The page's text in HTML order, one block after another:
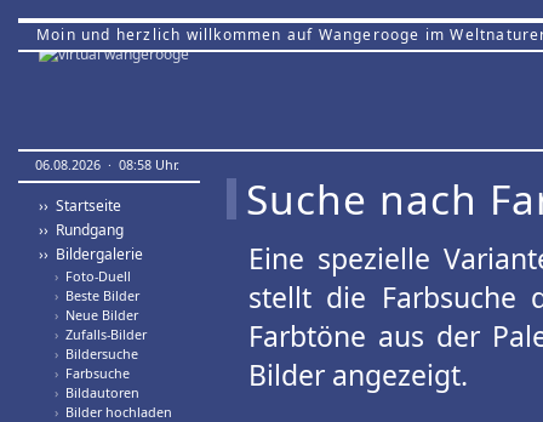
Moin und herzlich willkommen auf Wangerooge im
06.08.2026 · 08:58 Uhr.
›› Startseite
›› Rundgang
›› Bildergalerie
› Foto-Duell
› Beste Bilder
› Neue Bilder
› Zufalls-Bilder
› Bildersuche
› Farbsuche
› Bildautoren
› Bilder hochladen
Suche nach
Eine spezielle
stellt die Farbsuche
Farbtöne aus der
Bilder angezeigt.